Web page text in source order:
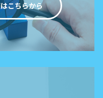
こちらから